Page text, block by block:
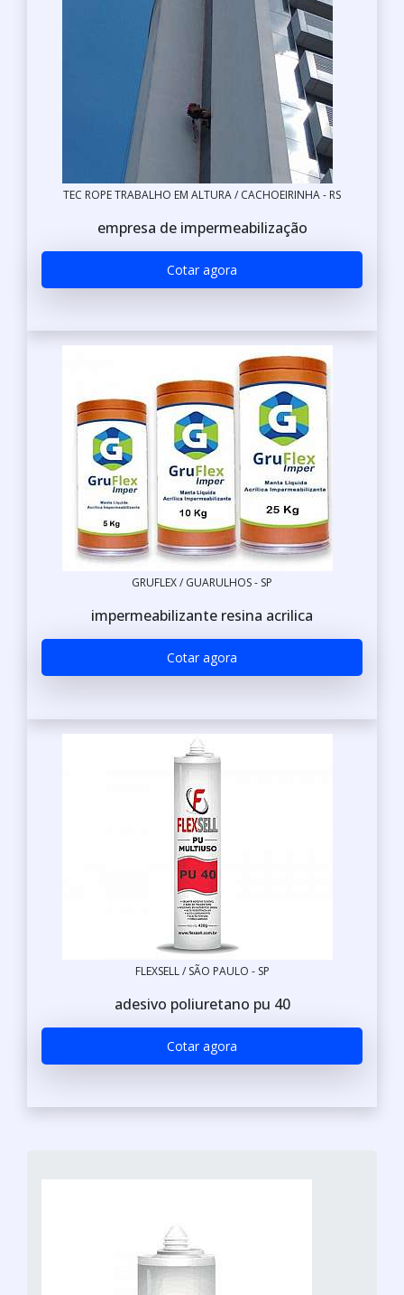
TEC ROPE TRABALHO EM ALTURA / CACHOEIRINHA - RS
empresa de impermeabilização
Cotar agora
GRUFLEX / GUARULHOS - SP
impermeabilizante resina acrilica
Cotar agora
FLEXSELL / SÃO PAULO - SP
adesivo poliuretano pu 40
Cotar agora